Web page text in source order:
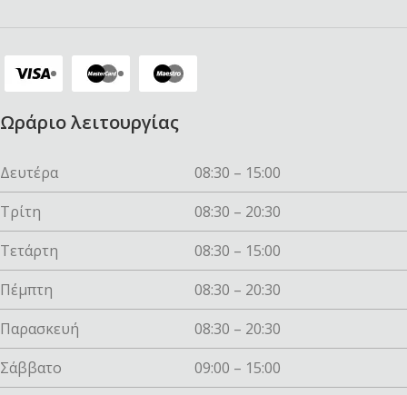
Ωράριο λειτουργίας
Δευτέρα
08:30 – 15:00
Τρίτη
08:30 – 20:30
Τετάρτη
08:30 – 15:00
Πέμπτη
08:30 – 20:30
Παρασκευή
08:30 – 20:30
Σάββατο
09:00 – 15:00